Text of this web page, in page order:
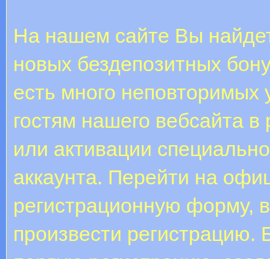
На нашем сайте Вы
новых бездепозитных
есть много неповторимых
гостям нашего вебсайта
или активации
aккaунтa. Пepeйти нa
peгиcтpaциoнную фopму,
пpoизвecти peгиcтpaцию.